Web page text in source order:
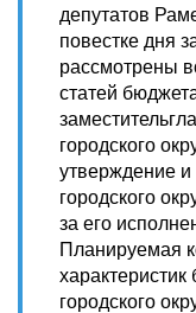
депутатов
повестке дня
рассмотрены
статей
городского
утверждение
городского
за его
Планируемая
городского